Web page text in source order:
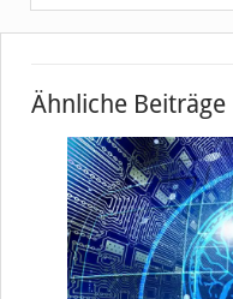
Ähnliche Beiträge